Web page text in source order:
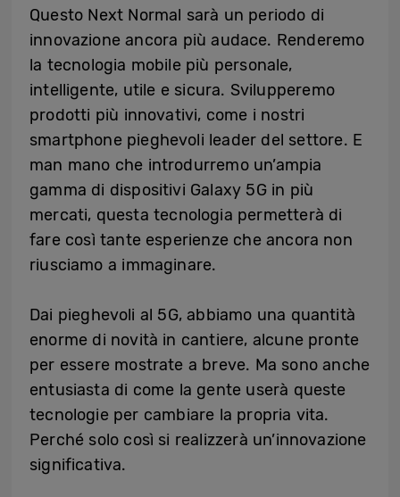
Questo Next Normal sarà un periodo di
innovazione ancora più audace. Renderemo
la tecnologia mobile più personale,
intelligente, utile e sicura. Svilupperemo
prodotti più innovativi, come i nostri
smartphone pieghevoli leader del settore. E
man mano che introdurremo un’ampia
gamma di dispositivi Galaxy 5G in più
mercati, questa tecnologia permetterà di
fare così tante esperienze che ancora non
riusciamo a immaginare.
Dai pieghevoli al 5G, abbiamo una quantità
enorme di novità in cantiere, alcune pronte
per essere mostrate a breve. Ma sono anche
entusiasta di come la gente userà queste
tecnologie per cambiare la propria vita.
Perché solo così si realizzerà un’innovazione
significativa.